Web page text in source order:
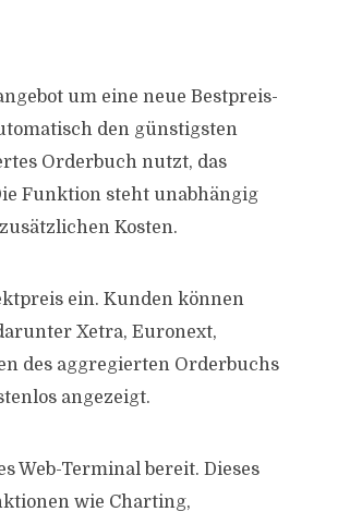
um eine neue Bestpreis-
den günstigsten
Orderbuch nutzt, das
Funktion steht unabhängig
Kosten.
ein. Kunden können
Xetra, Euronext,
des aggregierten Orderbuchs
angezeigt.
Web-Terminal bereit. Dieses
wie Charting,